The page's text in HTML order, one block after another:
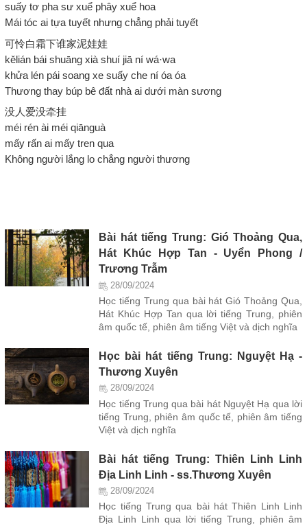
suấy tơ pha sư xuể phây xuể hoa
Mái tóc ai tựa tuyết nhưng chẳng phải tuyết
可怜白霜下谁家泥娃娃
kělián bái shuāng xià shuí jiā ní wá·wa
khửa lén pái soang xe suấy che ní óa óa
Thương thay búp bê đất nhà ai dưới màn sương
没人爱没牵挂
méi rén ài méi qiānguà
mấy rấn ai mấy tren qua
Không người lắng lo chẳng người thương
Bài hát tiếng Trung: Gió Thoảng Qua,
Hát Khúc Hợp Tan - Uyển Phong /
Trương Trẫm
28/09/2024
Học tiếng Trung qua bài hát Gió Thoảng Qua,
Hát Khúc Hợp Tan qua lời tiếng Trung, phiên
âm quốc tế, phiên âm tiếng Việt và dịch nghĩa
Học bài hát tiếng Trung: Nguyệt Hạ -
Thương Xuyên
28/09/2024
Học tiếng Trung qua bài hát Nguyệt Hạ qua lời
tiếng Trung, phiên âm quốc tế, phiên âm tiếng
Việt và dịch nghĩa
Bài hát tiếng Trung: Thiên Linh Linh
Địa Linh Linh - ss.Thương Xuyên
28/09/2024
Học tiếng Trung qua bài hát Thiên Linh Linh
Địa Linh Linh qua lời tiếng Trung, phiên âm